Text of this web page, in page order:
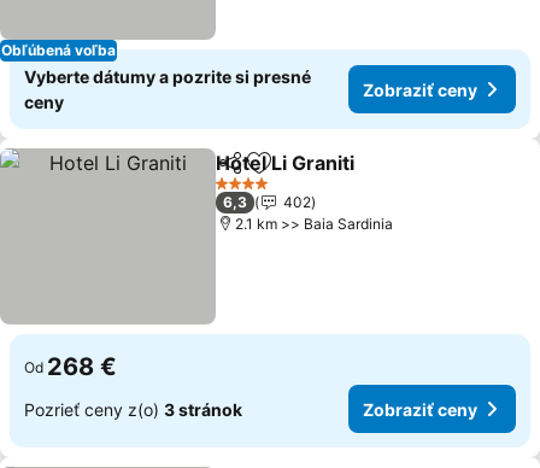
Obľúbená voľba
Vyberte dátumy a pozrite si presné
ceny
Zobraziť ceny
ZdieľaťPridať do obľúbených
Hotel Li Graniti
4 Počet hviezdičiek
6,3
402
2.1 km >> Baia Sardinia
Od 268 €
Pozrieť ceny z(o) 3 stránok Zobraziť ceny